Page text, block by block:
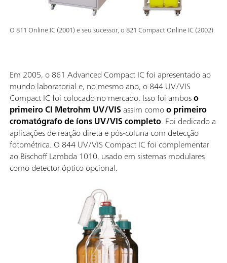
O 811 Online IC (2001) e seu sucessor, o 821 Compact Online IC (2002).
Em 2005, o 861 Advanced Compact IC foi apresentado ao
mundo laboratorial e, no mesmo ano, o 844 UV/VIS
Compact IC foi colocado no mercado. Isso foi amboso
primeiro CI Metrohm UV/VIS assim comoo primeiro
cromatógrafo de íons UV/VIS completo. Foi dedicado a
aplicações de reação direta e pós-coluna com detecção
fotométrica. O 844 UV/VIS Compact IC foi complementar
ao Bischoff Lambda 1010, usado em sistemas modulares
como detector óptico opcional.